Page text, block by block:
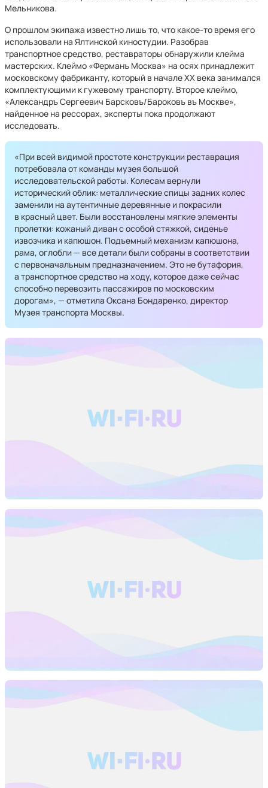
Мельникова.
О прошлом экипажа известно лишь то, что какое-то время его
использовали на Ялтинской киностудии. Разобрав
транспортное средство, реставраторы обнаружили клейма
мастерских. Клеймо «Ферманъ Москва» на осях принадлежит
московскому фабриканту, который в начале XX века занимался
комплектующими к гужевому транспорту. Второе клеймо,
«Александръ Сергеевич Барсковъ/Бароковъ въ Москве»,
найденное на рессорах, эксперты пока продолжают
исследовать.
«При всей видимой простоте конструкции реставрация
потребовала от команды музея большой
исследовательской работы. Колесам вернули
исторический облик: металлические спицы задних колес
заменили на аутентичные деревянные и покрасили
в красный цвет. Были восстановлены мягкие элементы
пролетки: кожаный диван с особой стяжкой, сиденье
извозчика и капюшон. Подъемный механизм капюшона,
рама, оглобли — все детали были собраны в соответствии
с первоначальным предназначением. Это не бутафория,
а транспортное средство на ходу, которое даже сейчас
способно перевозить пассажиров по московским
дорогам», — отметила Оксана Бондаренко, директор
Музея транспорта Москвы.